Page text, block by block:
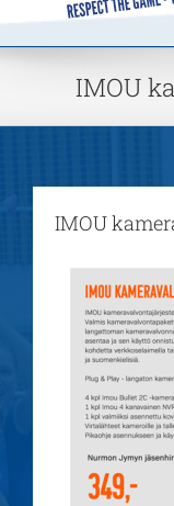
IMOU
IMOU